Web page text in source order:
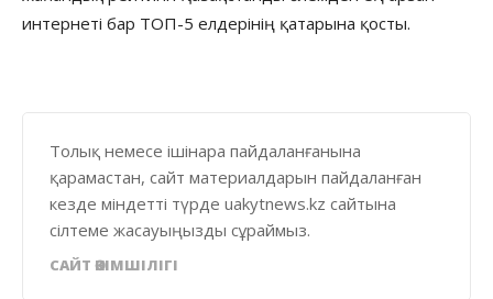
интернеті бар ТОП-5 елдерінің қатарына қосты.
Толық немесе ішінара пайдаланғанына
қарамастан, сайт материалдарын пайдаланған
кезде міндетті түрде uakytnews.kz сайтына
сілтеме жасауыңызды сұраймыз.
САЙТ ӘКІМШІЛІГІ